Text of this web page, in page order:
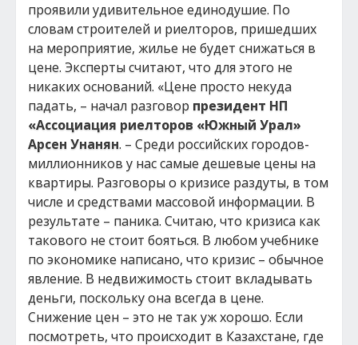
проявили удивительное единодушие. По
словам строителей и риелторов, пришедших
на мероприятие, жилье не будет снижаться в
цене. Эксперты считают, что для этого не
никаких оснований. «Цене просто некуда
падать, – начал разговор президент НП
«Ассоциация риелторов «Южный Урал»
Арсен Унанян. – Среди российских городов-
миллионников у нас самые дешевые цены на
квартиры. Разговоры о кризисе раздуты, в том
числе и средствами массовой информации. В
результате – паника. Считаю, что кризиса как
такового не стоит бояться. В любом учебнике
по экономике написано, что кризис – обычное
явление. В недвижимость стоит вкладывать
деньги, поскольку она всегда в цене.
Снижение цен – это не так уж хорошо. Если
посмотреть, что происходит в Казахстане, где